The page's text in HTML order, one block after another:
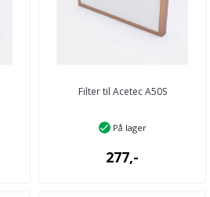
Filter til Acetec A50S
På lager
277,-